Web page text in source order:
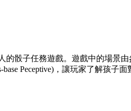
的骰子任務遊戲。遊戲中的場景
Peceptive)，讓玩家了解孩子面